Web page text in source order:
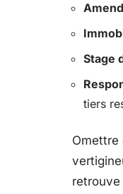
Stage
tiers
Omettre